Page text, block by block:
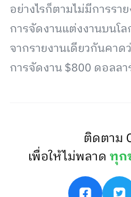
อย่างไรก็ตามไม่มีการร
การจัดงานแต่งงานบนโ
จากรายงานเดียวกันคา
การจัดงาน $800 ดอลล
ติดตาม
เพื่อให้ไม่พลาดทุก